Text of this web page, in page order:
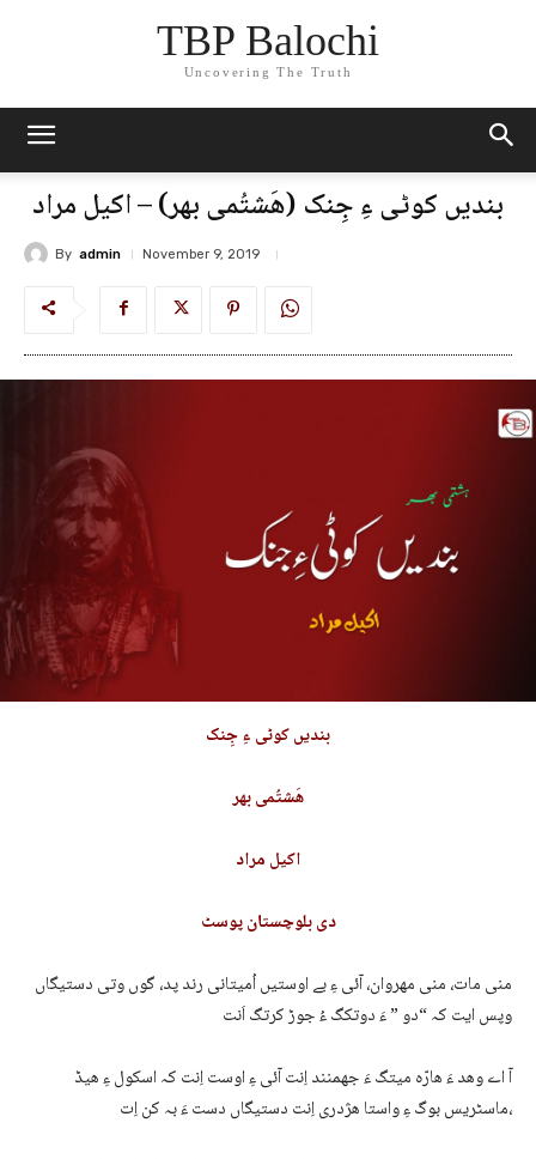
TBP Balochi
Uncovering The Truth
بندیں کوٹی ءِ جِنک (ھَشتُمی بھر) – اکیل مراد
By admin November 9, 2019
بندیں کوٹی ءِ جِنک
ھَشتُمی بھر
اکیل مراد
دی بلوچستان پوسٹ
منی مات، منی مھروان، آئی ءِ بے اوستیں اُمیتانی رند پد، گوں وتی دستیگاں
وپس ایت کہ “دو ” ءَ دوتکگ ءُ جوڑ کرتگ اَنت
آ اے وھد ءَ ھارّہ میتگ ءَ جھمنند اِنت آئی ءِ اوست اِنت کہ اسکول ءِ ھیڈ
ماسٹریس بوگ ءِ واستا ھژدری اِنت دستیگاں دست ءَ بہ کن اِت،